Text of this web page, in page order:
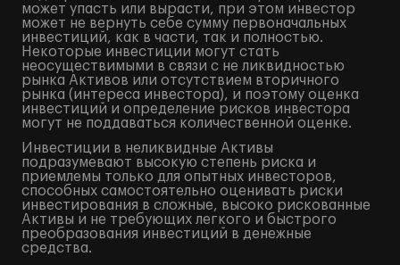
может упасть или вырасти, при этом инвестор
может не вернуть себе сумму первоначальных
инвестиций, как в части, так и полностью.
Некоторые инвестиции могут стать
неосуществимыми в связи с не ликвидностью
рынка Активов или отсутствием вторичного
рынка (интереса инвестора), и поэтому оценка
инвестиций и определение рисков инвестора
могут не поддаваться количественной оценке.
Инвестиции в неликвидные Активы
подразумевают высокую степень риска и
приемлемы только для опытных инвесторов,
способных самостоятельно оценивать риски
инвестирования в сложные, высоко рискованные
Активы и не требующих легкого и быстрого
преобразования инвестиций в денежные
средства.